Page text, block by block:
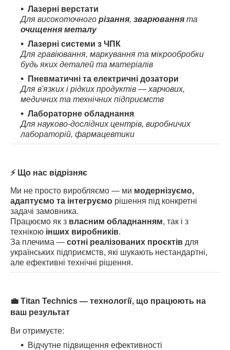
Лазерні верстати
Для високоточного різання, зварювання та
очищення металу
Лазерні системи з ЧПК
Для гравіювання, маркування та мікрообробки
будь яких деталей та матеріалів
Пневматичні та електричні дозатори
Для в'язких і рідких продуктів — харчових,
медичних та технічних підприємств
Лабораторне обладнання
Для науково-дослідних центрів, виробничих
лабораторій, фармацевтики
⚡️ Що нас відрізняє
Ми не просто виробляємо — ми модернізуємо,
адаптуємо та інтегруємо рішення під конкретні
задачі замовника.
Працюємо як з власним обладнанням, так і з
технікою інших виробників.
За плечима — сотні реалізованих проєктів для
українських підприємств, які шукають нестандартні,
але ефективні технічні рішення.
💼 Titan Technics — технології, що працюють на
ваш результат
Ви отримуєте:
Відчутне підвищення ефективності